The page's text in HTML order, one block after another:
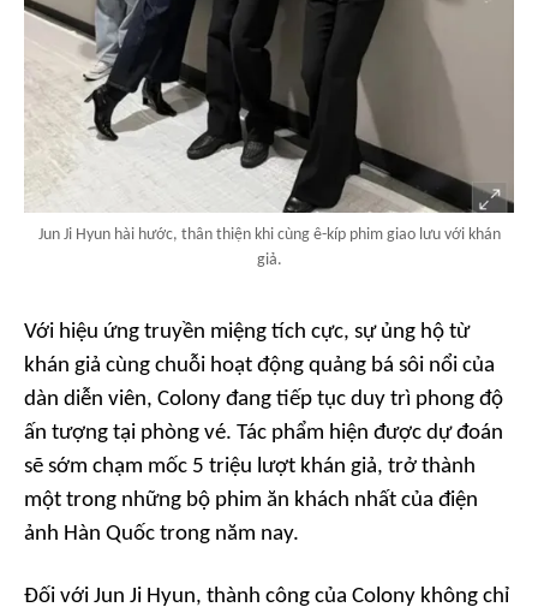
Jun Ji Hyun hài hước, thân thiện khi cùng ê-kíp phim giao lưu với khán
giả.
Với hiệu ứng truyền miệng tích cực, sự ủng hộ từ
khán giả cùng chuỗi hoạt động quảng bá sôi nổi của
dàn diễn viên, Colony đang tiếp tục duy trì phong độ
ấn tượng tại phòng vé. Tác phẩm hiện được dự đoán
sẽ sớm chạm mốc 5 triệu lượt khán giả, trở thành
một trong những bộ phim ăn khách nhất của điện
ảnh Hàn Quốc trong năm nay.
Đối với Jun Ji Hyun, thành công của Colony không chỉ